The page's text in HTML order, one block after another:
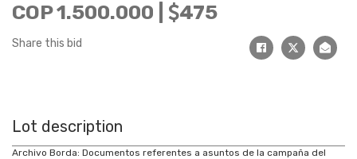
COP 1.500.000 | 475
Share this bid
Lot description
Archivo Borda: Documentos referentes a asuntos de la campaña del